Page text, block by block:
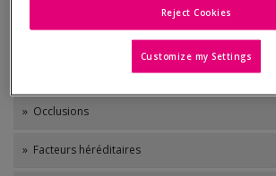
Principales causes de l'infertilité masculine
» Faible qualité spermatique
» Occlusions
» Facteurs héréditaires
Reject Cookies
Customize my Settings